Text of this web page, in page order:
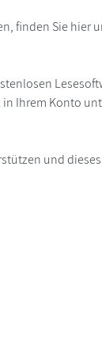
finden Sie
Ihrem Konto
und